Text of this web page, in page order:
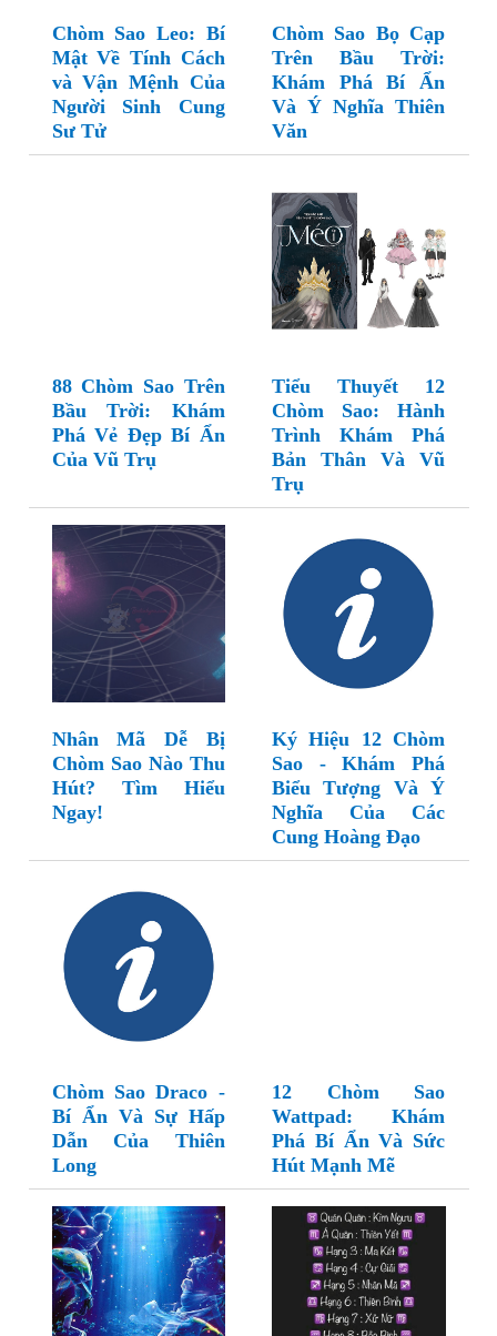
Chòm Sao Leo: Bí
Mật Về Tính Cách
và Vận Mệnh Của
Người Sinh Cung
Sư Tử
Chòm Sao Bọ Cạp
Trên Bầu Trời:
Khám Phá Bí Ẩn
Và Ý Nghĩa Thiên
Văn
88 Chòm Sao Trên
Bầu Trời: Khám
Phá Vẻ Đẹp Bí Ẩn
Của Vũ Trụ
Tiểu Thuyết 12
Chòm Sao: Hành
Trình Khám Phá
Bản Thân Và Vũ
Trụ
Nhân Mã Dễ Bị
Chòm Sao Nào Thu
Hút? Tìm Hiểu
Ngay!
Ký Hiệu 12 Chòm
Sao - Khám Phá
Biểu Tượng Và Ý
Nghĩa Của Các
Cung Hoàng Đạo
Chòm Sao Draco -
Bí Ẩn Và Sự Hấp
Dẫn Của Thiên
Long
12 Chòm Sao
Wattpad: Khám
Phá Bí Ẩn Và Sức
Hút Mạnh Mẽ